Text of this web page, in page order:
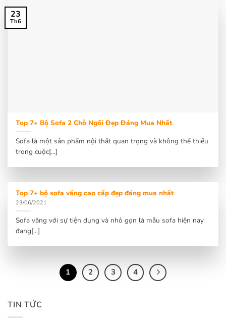
Top 7+ Bộ Sofa 2 Chỗ Ngồi Đẹp Đáng Mua Nhất
Sofa là một sản phẩm nội thất quan trọng và không thể thiếu
trong cuộc[...]
23
Th6
Top 7+ bộ sofa văng cao cấp đẹp đáng mua nhất
23/06/2021
Sofa văng với sự tiện dụng và nhỏ gọn là mẫu sofa hiện nay
đang[...]
1 2 3 4
TIN TỨC